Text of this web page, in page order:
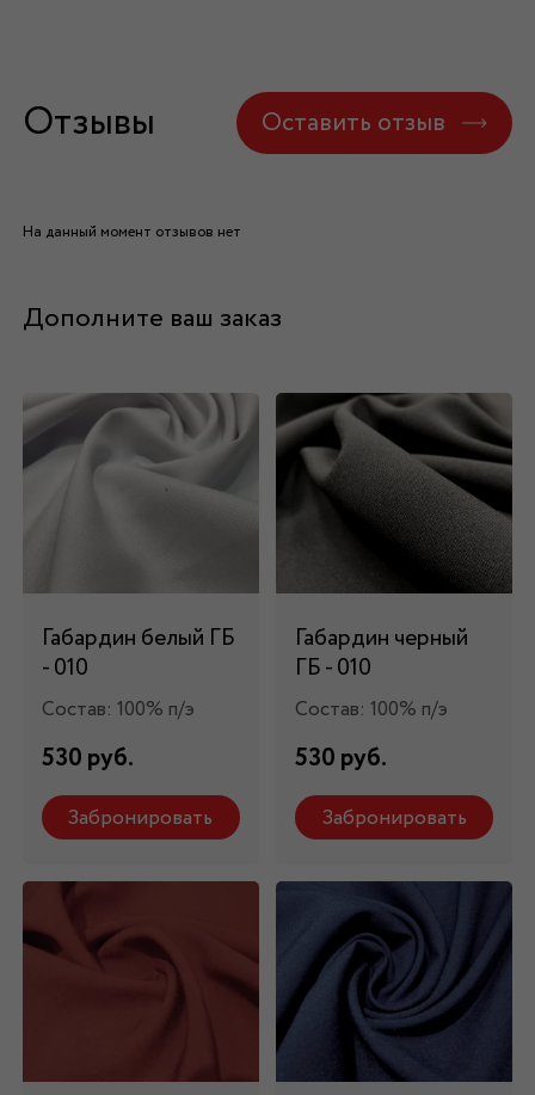
Отзывы Оставить отзыв
На данный момент отзывов нет
Дополните ваш заказ
Габардин белый ГБ
- 010
Состав: 100% п/э
530 руб.
Забронировать
Габардин черный
ГБ - 010
Состав: 100% п/э
530 руб.
Забронировать